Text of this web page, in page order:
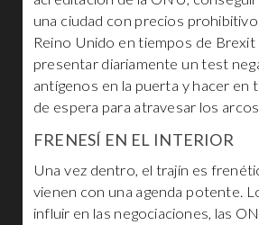
una ciudad con precios
Reino Unido en tiempos de Brexit
presentar diariamente un test
antígenos en la puerta y hacer en
de espera para atravesar los
FRENESÍ EN EL INTERIOR
Una vez dentro, el trajín es
vienen con una agenda potente.
influir en las negociaciones, las